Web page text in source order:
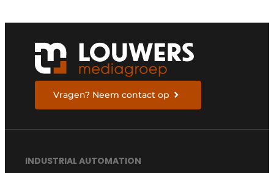
Vragen? Neem contact op
INDUSTRIAL AUTOMATION